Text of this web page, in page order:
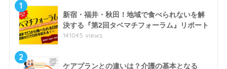
1
新宿・福井・秋田！地域で食べられないを解
決する『第2回タベマチフォーラム』リポート
141045 views
2
ケアプランとの違いは？介護の基本となる